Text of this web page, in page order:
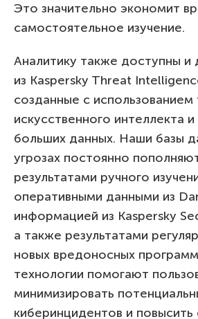
Это значительно экономит
самостоятельное изучение.
Аналитику также доступны и
из Kaspersky Threat
созданные с использованием
искусственного интеллекта и
больших данных. Наши базы
угрозах постоянно
результатами ручного
оперативными данными из
информацией из Kaspersky
а также результатами
новых вредоносных
технологии помогают
минимизировать
киберинцидентов и